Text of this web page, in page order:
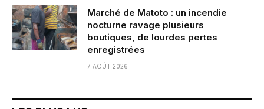
Marché de Matoto : un incendie
nocturne ravage plusieurs
boutiques, de lourdes pertes
enregistrées
7 AOÛT 2026